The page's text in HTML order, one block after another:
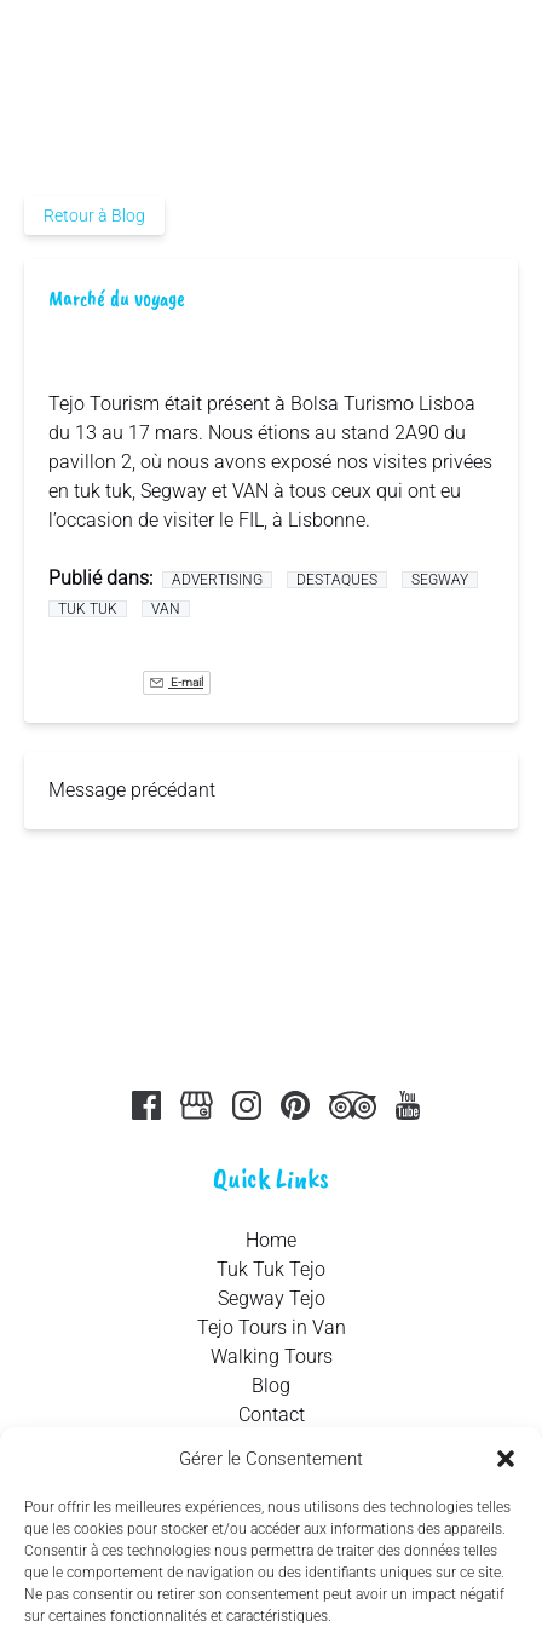
Gérer le Consentement
Pour offrir les meilleures expériences, nous utilisons des technologies telles
que les cookies pour stocker et/ou accéder aux informations des appareils.
Consentir à ces technologies nous permettra de traiter des données telles
que le comportement de navigation ou des identifiants uniques sur ce site.
Ne pas consentir ou retirer son consentement peut avoir un impact négatif
sur certaines fonctionnalités et caractéristiques.
Retour à Blog
Marché du voyage
Tejo Tourism était présent à Bolsa Turismo Lisboa
du 13 au 17 mars. Nous étions au stand 2A90 du
pavillon 2, où nous avons exposé nos visites privées
en tuk tuk, Segway et VAN à tous ceux qui ont eu
l’occasion de visiter le FIL, à Lisbonne.
Publié dans: ADVERTISING DESTAQUES
SEGWAY
TUK TUK
VAN
E-mail
Message précédant
Quick Links
Home
Tuk Tuk Tejo
Segway Tejo
Tejo Tours in Van
Walking Tours
Blog
Contact
+351 924 437 715
info@tejotourism.pt